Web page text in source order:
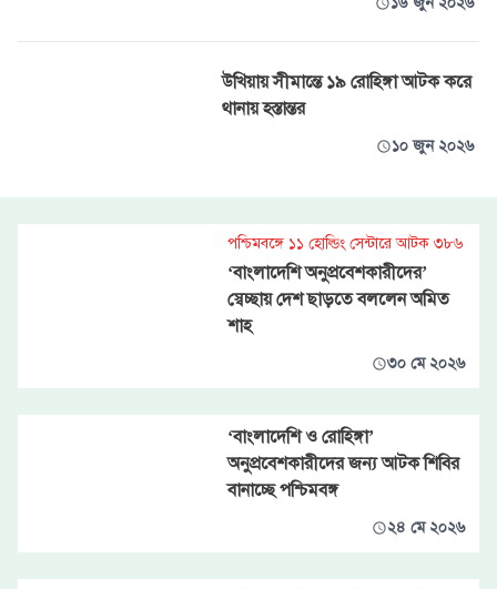
উখিয়ায় সীমান্তে ১৯ রোহিঙ্গা আটক করে
থানায় হস্তান্তর
১০ জুন ২০২৬
পশ্চিমবঙ্গে ১১ হোল্ডিং সেন্টারে আটক ৩৮৬
‘বাংলাদেশি অনুপ্রবেশকারীদের’
স্বেচ্ছায় দেশ ছাড়তে বললেন অমিত
শাহ
৩০ মে ২০২৬
‘বাংলাদেশি ও রোহিঙ্গা’
অনুপ্রবেশকারীদের জন্য আটক শিবির
বানাচ্ছে পশ্চিমবঙ্গ
২৪ মে ২০২৬